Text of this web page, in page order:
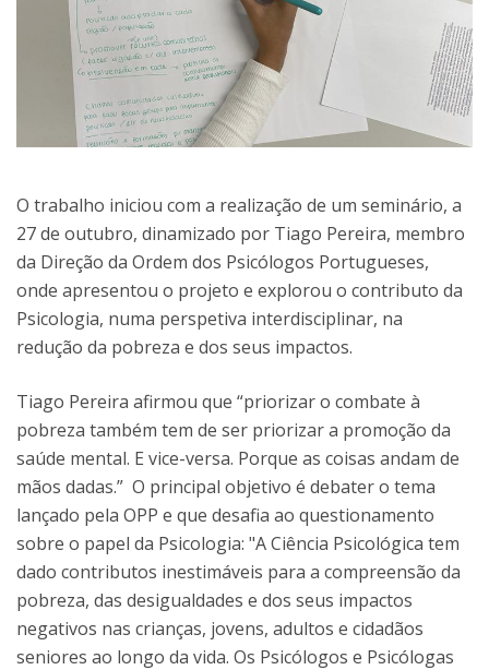
O trabalho iniciou com a realização de um seminário, a
27 de outubro, dinamizado por Tiago Pereira, membro
da Direção da Ordem dos Psicólogos Portugueses,
onde apresentou o projeto e explorou o contributo da
Psicologia, numa perspetiva interdisciplinar, na
redução da pobreza e dos seus impactos.
Tiago Pereira afirmou que “priorizar o combate à
pobreza também tem de ser priorizar a promoção da
saúde mental. E vice-versa. Porque as coisas andam de
mãos dadas.” O principal objetivo é debater o tema
lançado pela OPP e que desafia ao questionamento
sobre o papel da Psicologia: "A Ciência Psicológica tem
dado contributos inestimáveis para a compreensão da
pobreza, das desigualdades e dos seus impactos
negativos nas crianças, jovens, adultos e cidadãos
seniores ao longo da vida. Os Psicólogos e Psicólogas